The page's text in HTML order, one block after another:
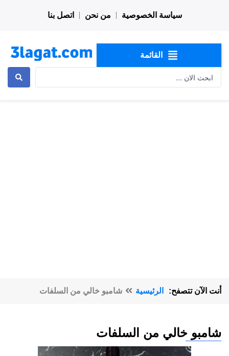
سياسة الخصوصية من نحن اتصل بنا
القائمة
أنت الآن تتصفح: الرئيسية شامبو خالي من السلفات
شامبو خالي من السلفات